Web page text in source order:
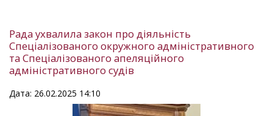
Рада ухвалила закон про діяльність
Спеціалізованого окружного адміністративного
та Спеціалізованого апеляційного
адміністративного судів
Дата: 26.02.2025 14:10